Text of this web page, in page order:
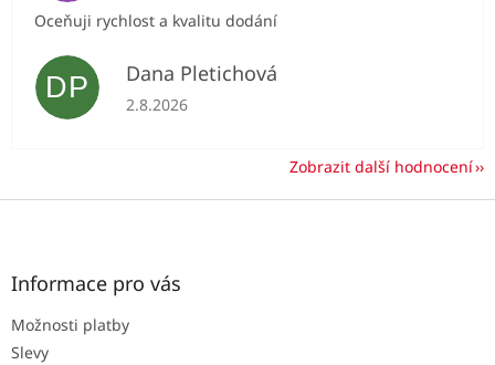
Oceňuji rychlost a kvalitu dodání
DP Dana Pletichová
Hodnocení obchodu je 5 z 5 hvězdiček.
2.8.2026
Zobrazit další hodnocení
Z
Informace pro vás
Možnosti platby
Slevy